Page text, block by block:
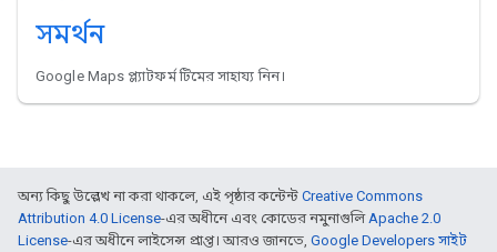
সমর্থন
Google Maps প্ল্যাটফর্ম টিমের সাহায্য নিন।
অন্য কিছু উল্লেখ না করা থাকলে, এই পৃষ্ঠার কন্টেন্ট Creative Commons
Attribution 4.0 License-এর অধীনে এবং কোডের নমুনাগুলিApache 2.0
License-এর অধীনে লাইসেন্স প্রাপ্ত। আরও জানতে, Google Developers সাইট